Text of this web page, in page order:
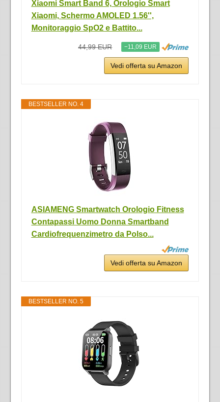
Xiaomi Smart Band 6, Orologio Smart
Xiaomi, Schermo AMOLED 1.56'',
Monitoraggio SpO2 e Battito...
44,99 EUR −11,09 EUR
Vedi offerta su Amazon
BESTSELLER NO. 4
ASIAMENG Smartwatch Orologio Fitness
Contapassi Uomo Donna Smartband
Cardiofrequenzimetro da Polso...
Vedi offerta su Amazon
BESTSELLER NO. 5